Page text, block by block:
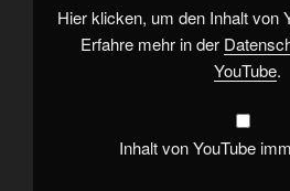
YouTube
anzeigen
Hier klicken, um den Inhalt von
Erfahre mehr in der
YouTube.
Inhalt von YouTube